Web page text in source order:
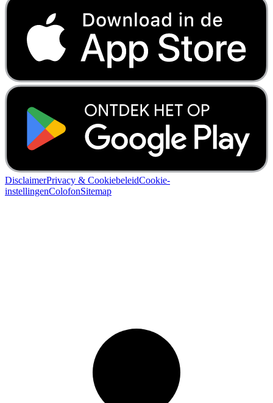
DisclaimerPrivacy & CookiebeleidCookie-
instellingenColofonSitemap